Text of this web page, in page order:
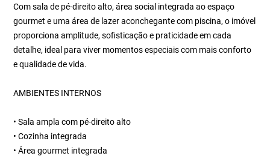
Com sala de pé-direito alto, área social integrada ao espaço
gourmet e uma área de lazer aconchegante com piscina, o imóvel
proporciona amplitude, sofisticação e praticidade em cada
detalhe, ideal para viver momentos especiais com mais conforto
e qualidade de vida.
AMBIENTES INTERNOS
• Sala ampla com pé-direito alto
• Cozinha integrada
• Área gourmet integrada